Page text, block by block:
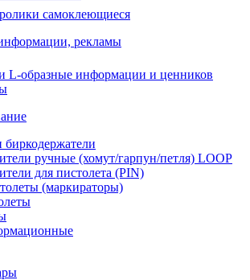
самоклеющиеся
рекламы
L-образные информации и ценников
ручные (хомут/гарпун/петля) LOOP
для пистолета (PIN)
(маркираторы)